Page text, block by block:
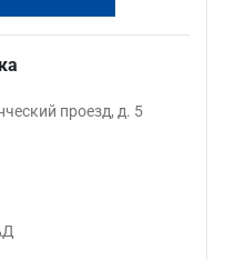
проезд, д. 5